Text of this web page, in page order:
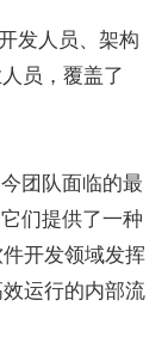
发人员、架构
员，覆盖了
团队面临的最
们提供了一种
开发领域发挥
运行的内部流